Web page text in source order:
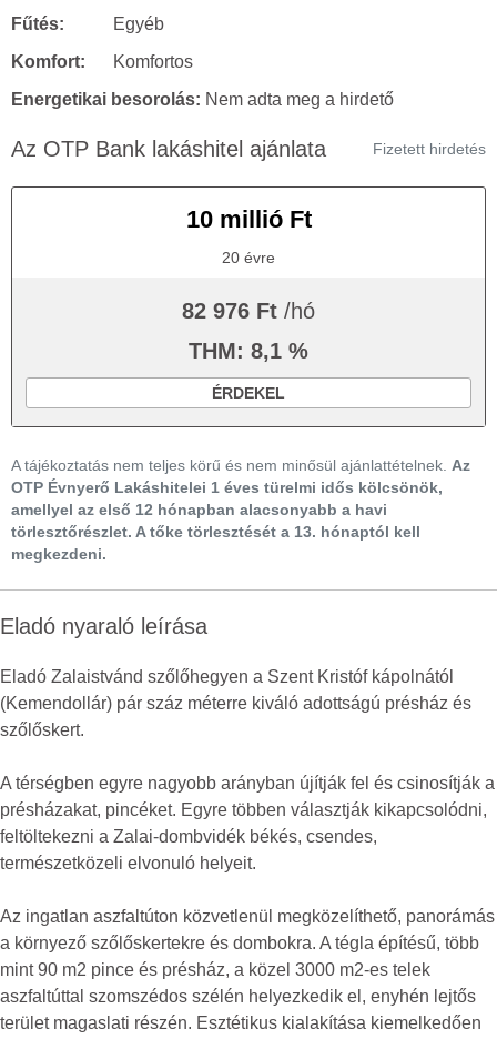
Fűtés:
Egyéb
Komfort:
Komfortos
Energetikai besorolás: Nem adta meg a hirdető
Az OTP Bank lakáshitel ajánlata Fizetett hirdetés
10 millió Ft
20 évre
82 976 Ft /hó
THM: 8,1 %
ÉRDEKEL
A tájékoztatás nem teljes körű és nem minősül ajánlattételnek. Az
OTP Évnyerő Lakáshitelei 1 éves türelmi idős kölcsönök,
amellyel az első 12 hónapban alacsonyabb a havi
törlesztőrészlet. A tőke törlesztését a 13. hónaptól kell
megkezdeni.
Eladó nyaraló leírása
Eladó Zalaistvánd szőlőhegyen a Szent Kristóf kápolnától
(Kemendollár) pár száz méterre kiváló adottságú présház és
szőlőskert.
A térségben egyre nagyobb arányban újítják fel és csinosítják a
présházakat, pincéket. Egyre többen választják kikapcsolódni,
feltöltekezni a Zalai-dombvidék békés, csendes,
természetközeli elvonuló helyeit.
Az ingatlan aszfaltúton közvetlenül megközelíthető, panorámás
a környező szőlőskertekre és dombokra. A tégla építésű, több
mint 90 m2 pince és présház, a közel 3000 m2-es telek
aszfaltúttal szomszédos szélén helyezkedik el, enyhén lejtős
terület magaslati részén. Esztétikus kialakítása kiemelkedően